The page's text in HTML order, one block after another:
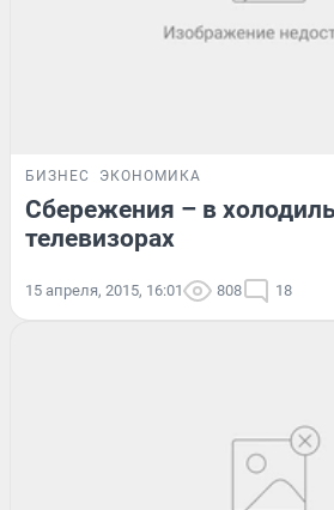
БИЗНЕС ЭКОНОМИКА
Сбережения – в
телевизорах
15 апреля, 2015, 16:01 808 18